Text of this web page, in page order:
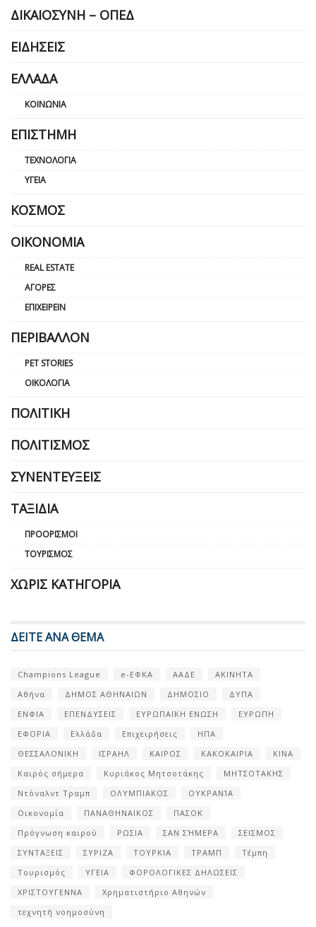
ΔΙΚΑΙΟΣΎΝΗ – ΟΠΕΔ
ΕΙΔΉΣΕΙΣ
ΕΛΛΆΔΑ
ΚΟΙΝΩΝΊΑ
ΕΠΙΣΤΉΜΗ
ΤΕΧΝΟΛΟΓΊΑ
ΥΓΕΊΑ
ΚΌΣΜΟΣ
ΟΙΚΟΝΟΜΊΑ
REAL ESTATE
ΑΓΟΡΈΣ
ΕΠΙΧΕΙΡΕΊΝ
ΠΕΡΙΒΆΛΛΟΝ
PET STORIES
ΟΙΚΟΛΟΓΊΑ
ΠΟΛΙΤΙΚΉ
ΠΟΛΙΤΙΣΜΌΣ
ΣΥΝΕΝΤΕΎΞΕΙΣ
ΤΑΞΊΔΙΑ
ΠΡΟΟΡΙΣΜΟΊ
ΤΟΥΡΙΣΜΌΣ
ΧΩΡΊΣ ΚΑΤΗΓΟΡΊΑ
ΔΕΙΤΕ ΑΝΑ ΘΕΜΑ
Champions League e-ΕΦΚΑ ΑΑΔΕ
ΑΚΙΝΗΤΑ
Αθήνα
ΔΗΜΟΣ ΑΘΗΝΑΙΩΝ ΔΗΜΟΣΙΟ
ΔΥΠΑ
ΕΝΦΙΑ
ΕΠΕΝΔΥΣΕΙΣ ΕΥΡΩΠΑΪΚΗ ΕΝΩΣΗ
ΕΥΡΩΠΗ
ΕΦΟΡΙΑ
Ελλάδα Επιχειρήσεις
ΗΠΑ
ΘΕΣΣΑΛΟΝΙΚΗ
ΙΣΡΑΗΛ ΚΑΙΡΟΣ ΚΑΚΟΚΑΙΡΙΑ
ΚΙΝΑ
Καιρός σήμερα
Κυριάκος Μητσοτάκης
ΜΗΤΣΟΤΑΚΗΣ
Ντόναλντ Τραμπ
ΟΛΥΜΠΙΑΚΟΣ
ΟΥΚΡΑΝΊΑ
Οικονομία
ΠΑΝΑΘΗΝΑΙΚΟΣ
ΠΑΣΟΚ
Πρόγνωση καιρού
ΡΩΣΙΑ ΣΑΝ ΣΉΜΕΡΑ
ΣΕΙΣΜΟΣ
ΣΥΝΤΑΞΕΙΣ
ΣΥΡΙΖΑ ΤΟΥΡΚΙΑ ΤΡΑΜΠ
Τέμπη
Τουρισμός
ΥΓΕΙΑ
ΦΟΡΟΛΟΓΙΚΕΣ ΔΗΛΩΣΕΙΣ
ΧΡΙΣΤΟΥΓΕΝΝΑ
Χρηματιστήριο Αθηνών
τεχνητή νοημοσύνη